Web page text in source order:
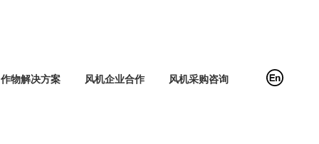
作物解决方案 风机企业合作 风机采购咨询